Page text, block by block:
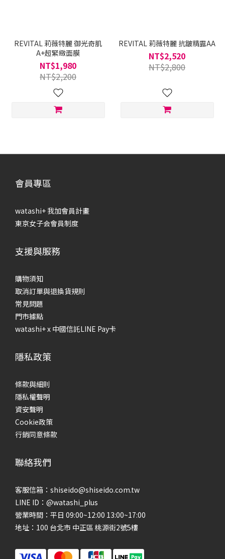
REVITAL 莉薇特麗 御光奇肌
A+超緊緻面膜
NT$1,980
NT$2,200
REVITAL 莉薇特麗 抗皺精露AA
NT$2,520
NT$2,800
會員專區
watashi+ 我加會員計畫
東京女子会會員制度
支援與服務
購物須知
取消訂單與退換貨規則
常見問題
門市據點
watashi+ x 中國信託LINE Pay卡
隱私政策
條款與細則
隱私權聲明
資安聲明
Cookie政策
行銷同意條款
聯絡我們
客服信箱：shiseido@shiseido.com.tw
LINE ID：@watashi_plus
營業時間：平日 09:00~12:00 13:00~17:00
地址：100 台北市 中正區 桃源街2號5樓